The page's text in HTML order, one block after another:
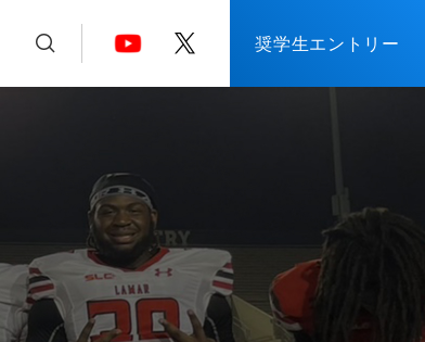
奨学生エントリー